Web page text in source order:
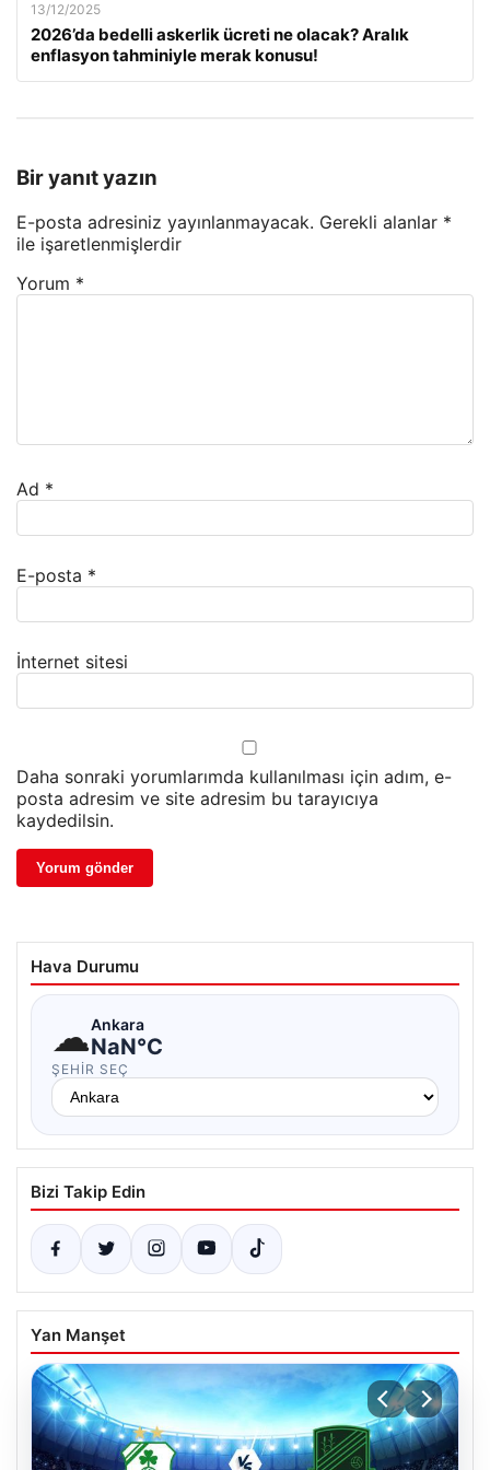
13/12/2025
2026’da bedelli askerlik ücreti ne olacak? Aralık
enflasyon tahminiyle merak konusu!
Bir yanıt yazın
E-posta adresiniz yayınlanmayacak. Gerekli alanlar *
ile işaretlenmişlerdir
Yorum *
Ad *
E-posta *
İnternet sitesi
Daha sonraki yorumlarımda kullanılması için adım, e-
posta adresim ve site adresim bu tarayıcıya
kaydedilsin.
Hava Durumu
☁Ankara
NaN°C
ŞEHIR SEÇ
Bizi Takip Edin
Yan Manşet